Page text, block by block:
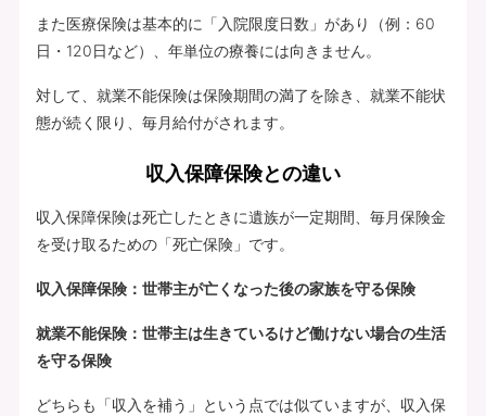
また医療保険は基本的に「入院限度日数」があり（例：60
日・120日など）、年単位の療養には向きません。
対して、就業不能保険は保険期間の満了を除き、就業不能状
態が続く限り、毎月給付がされます。
収入保障保険との違い
収入保障保険は死亡したときに遺族が一定期間、毎月保険金
を受け取るための「死亡保険」です。
収入保障保険：世帯主が亡くなった後の家族を守る保険
就業不能保険：世帯主は生きているけど働けない場合の生活
を守る保険
どちらも「収入を補う」という点では似ていますが、収入保